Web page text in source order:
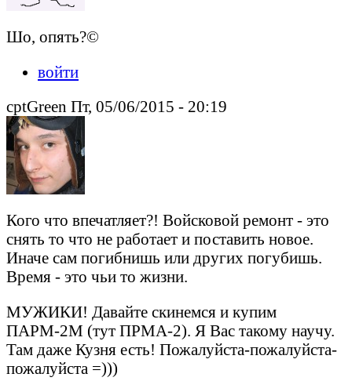
Шо, опять?©
войти
cptGreen Пт, 05/06/2015 - 20:19
Кого что впечатляет?! Войсковой ремонт - это
снять то что не работает и поставить новое.
Иначе сам погибнишь или других погубишь.
Время - это чьи то жизни.
МУЖИКИ! Давайте скинемся и купим
ПАРМ-2М (тут ПРМА-2). Я Вас такому научу.
Там даже Кузня есть! Пожалуйста-пожалуйста-
пожалуйста =)))